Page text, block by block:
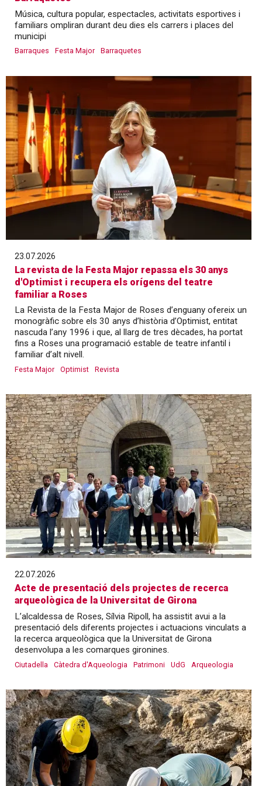
Música, cultura popular, espectacles, activitats esportives i
familiars ompliran durant deu dies els carrers i places del
municipi
Barraques Festa Major Barraquetes
23.07.2026
La revista de la Festa Major repassa els 30 anys
d'Optimist i recupera els orígens del teatre
familiar a Roses
La Revista de la Festa Major de Roses d’enguany ofereix un
monogràfic sobre els 30 anys d’història d’Optimist, entitat
nascuda l’any 1996 i que, al llarg de tres dècades, ha portat
fins a Roses una programació estable de teatre infantil i
familiar d’alt nivell.
Festa Major Optimist Revista
22.07.2026
Acte de presentació dels projectes de recerca
arqueològica de la Universitat de Girona
L’alcaldessa de Roses, Sílvia Ripoll, ha assistit avui a la
presentació dels diferents projectes i actuacions vinculats a
la recerca arqueològica que la Universitat de Girona
desenvolupa a les comarques gironines.
Ciutadella Càtedra d'Aqueologia Patrimoni UdG Arqueologia